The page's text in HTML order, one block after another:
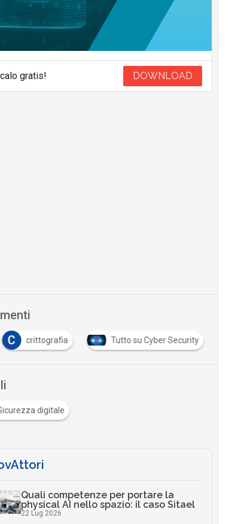
gratis! DOWNLOAD
C crittografia Tutto su Cyber Security
digitale
Quali competenze per portare la
physical AI nello spazio: il caso Sitael
22 Lug 2026